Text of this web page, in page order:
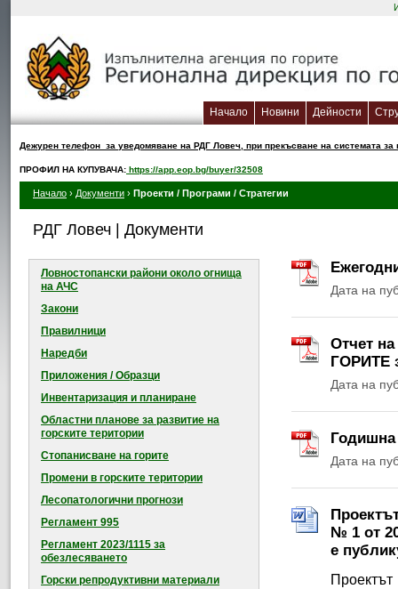
Начало Новини Дейности
Дежурен телефон за уведомяване на РДГ Ловеч, при прекъсване на системата за
ПРОФИЛ НА КУПУВАЧА: https://app.eop.bg/buyer/32508
Начало › Документи › Проекти / Програми / Стратегии
РДГ Ловеч | Документи
Ловностопански райони около огнищa
на АЧС
Закони
Правилници
Наредби
Приложения / Образци
Инвентаризация и планиране
Областни планове за развитие на
горските територии
Стопанисване на горите
Промени в горските територии
Лесопатологични прогнози
Регламент 995
Регламент 2023/1115 за
обезлесяването
Горски репродуктивни материали
Дата на
Отчет
ГОРИТЕ
Дата на
Годишна
Дата на
№ 1 от
е